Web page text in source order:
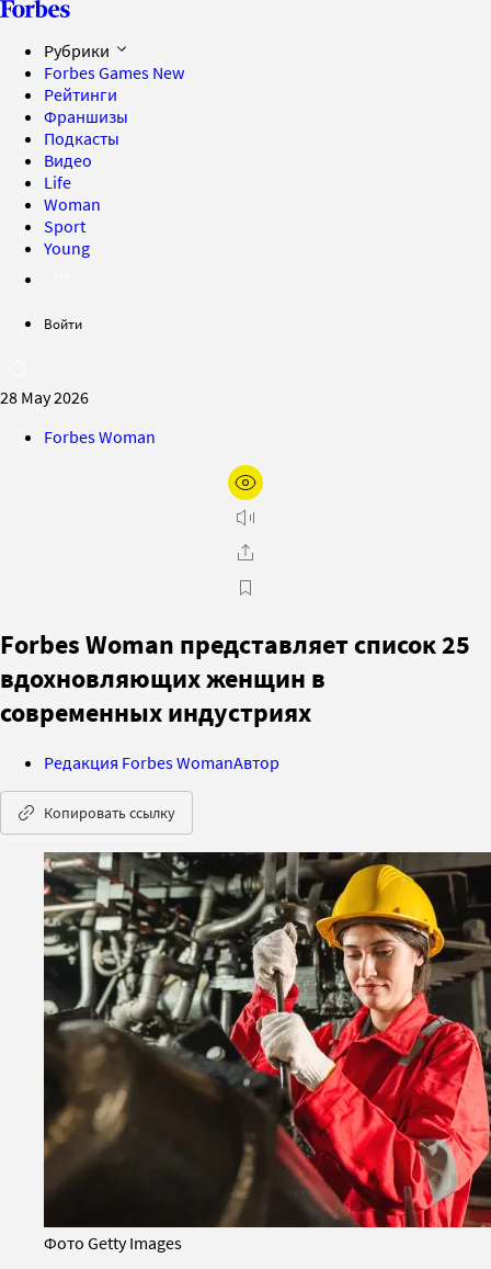
Рубрики
Forbes Games New
Рейтинги
Франшизы
Подкасты
Видео
Life
Woman
Sport
Young
Войти
28 May 2026
Forbes Woman
Forbes Woman представляет список 25
вдохновляющих женщин в
современных индустриях
Редакция Forbes WomanАвтор
Копировать ссылку
Фото Getty Images